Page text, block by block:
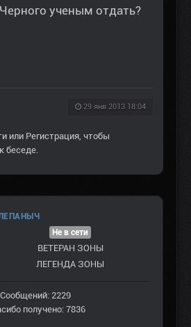
ученым отдать?
29 янв 2013 18:04
или Регистрация, чтобы
беседе.
Не в сети
ВЕТЕРАН ЗOНЫ
ЛЕГЕНДА ЗОНЫ
Сообщений: 2229
получено: 7836